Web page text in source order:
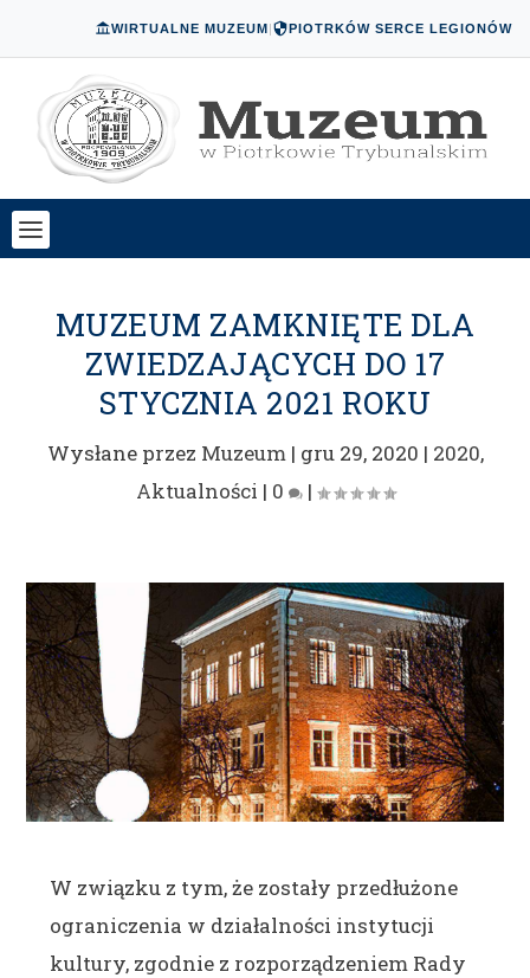
WIRTUALNE MUZEUM| PIOTRKÓW SERCE LEGIONÓW
MUZEUM ZAMKNIĘTE DLA
ZWIEDZAJĄCYCH DO 17
STYCZNIA 2021 ROKU
Wysłane przez Muzeum| gru 29, 2020 | 2020,
Aktualności | 0 |
W związku z tym, że zostały przedłużone
ograniczenia w działalności instytucji
kultury, zgodnie z rozporządzeniem Rady